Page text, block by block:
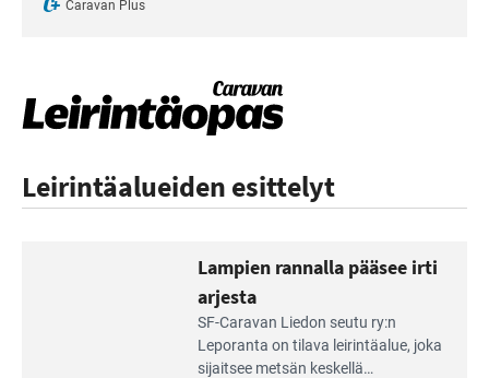
Caravan Plus
Leirintäalueiden esittelyt
Lampien rannalla pääsee irti
arjesta
SF-Caravan Liedon seutu ry:n
Leporanta on tilava leirintäalue, joka
sijaitsee metsän kes­kellä